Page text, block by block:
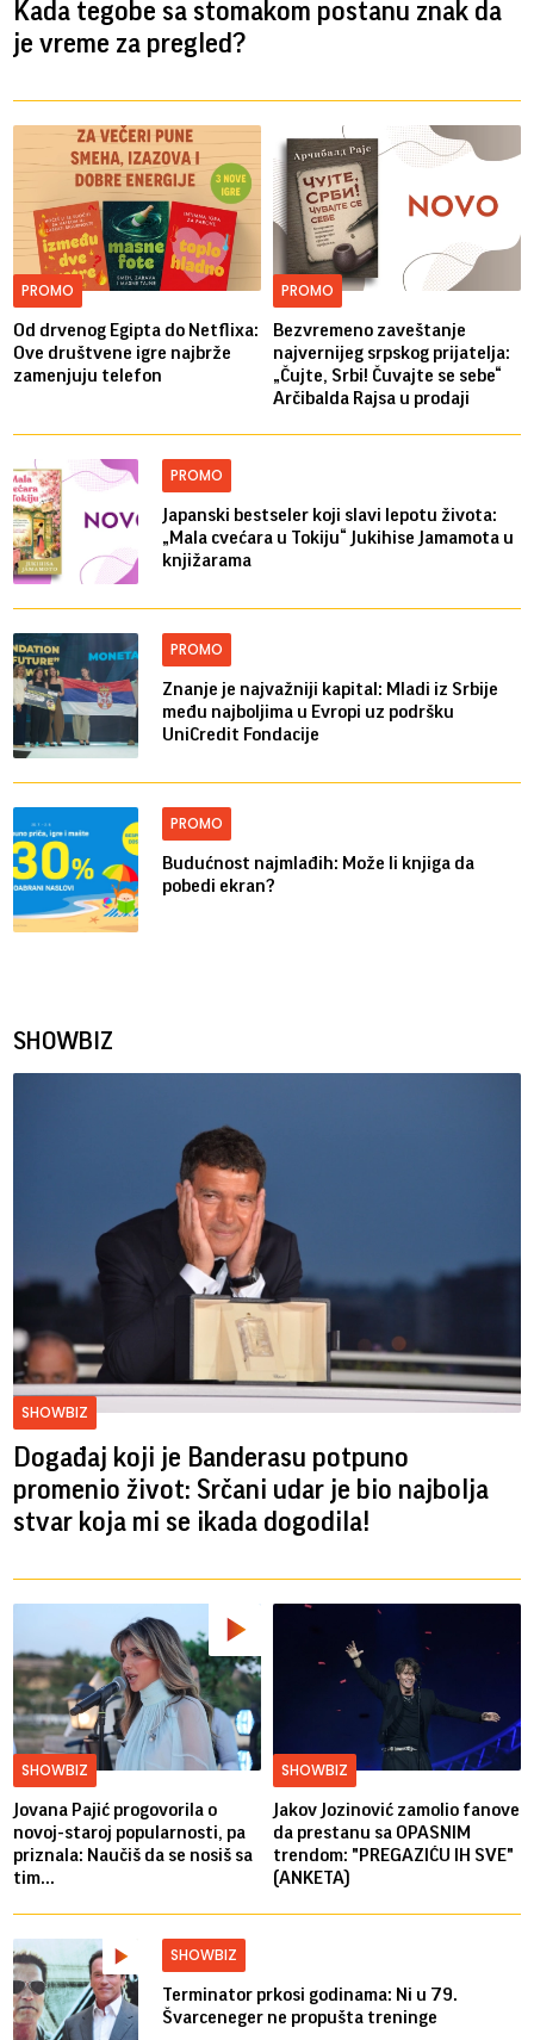
Kada tegobe sa stomakom postanu znak da
je vreme za pregled?
PROMO
Od drvenog Egipta do Netflixa:
Ove društvene igre najbrže
zamenjuju telefon
PROMO
Bezvremeno zaveštanje
najvernijeg srpskog prijatelja:
„Čujte, Srbi! Čuvajte se sebe“
Arčibalda Rajsa u prodaji
PROMO
Japanski bestseler koji slavi lepotu života:
„Mala cvećara u Tokiju“ Jukihise Jamamota u
knjižarama
PROMO
Znanje je najvažniji kapital: Mladi iz Srbije
među najboljima u Evropi uz podršku
UniCredit Fondacije
PROMO
Budućnost najmlađih: Može li knjiga da
pobedi ekran?
SHOWBIZ
SHOWBIZ
Događaj koji je Banderasu potpuno
promenio život: Srčani udar je bio najbolja
stvar koja mi se ikada dogodila!
SHOWBIZ
Jovana Pajić progovorila o
novoj-staroj popularnosti, pa
priznala: Naučiš da se nosiš sa
tim...
SHOWBIZ
Jakov Jozinović zamolio fanove
da prestanu sa OPASNIM
trendom: "PREGAZIĆU IH SVE"
(ANKETA)
SHOWBIZ
Terminator prkosi godinama: Ni u 79.
Švarceneger ne propušta treninge